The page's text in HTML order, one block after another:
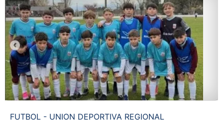
FUTBOL - UNION DEPORTIVA REGIONAL